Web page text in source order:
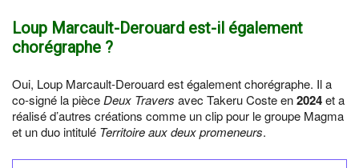
Loup Marcault-Derouard est-il également
chorégraphe ?
Oui, Loup Marcault-Derouard est également chorégraphe. Il a
co-signé la pièce Deux Travers avec Takeru Coste en2024et a
réalisé d’autres créations comme un clip pour le groupe Magma
et un duo intitulé Territoire aux deux promeneurs.